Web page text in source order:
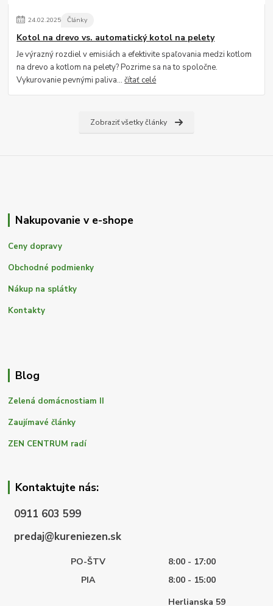
24.02.2025 Články
Kotol na drevo vs. automatický kotol na pelety
Je výrazný rozdiel v emisiách a efektivite spaľovania medzi kotlom
na drevo a kotlom na pelety? Pozrime sa na to spoločne.
Vykurovanie pevnými paliva...čítať celé
Zobraziť všetky články
Nakupovanie v e-shope
Ceny dopravy
Obchodné podmienky
Nákup na splátky
Kontakty
Blog
Zelená domácnostiam II
Zaujímavé články
ZEN CENTRUM radí
Kontaktujte nás:
0911 603 599
predaj@kureniezen.sk
PO-ŠTV
8:00 - 17:00
PIA
8:00 - 15:00
Herlianska 59